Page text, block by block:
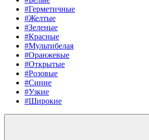
#Герметичные
#Желтые
#Зеленые
#Красные
#Мультибелая
#Оранжевые
#Открытые
#Розовые
#Синие
#Узкие
#Широкие